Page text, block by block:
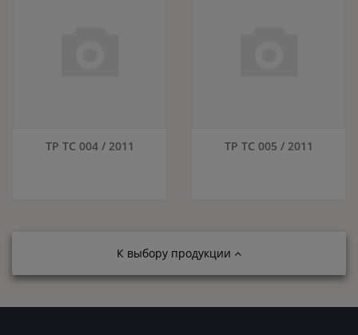
ТР ТС 004 / 2011 ТР ТС 005 / 2011
К выбору продукции